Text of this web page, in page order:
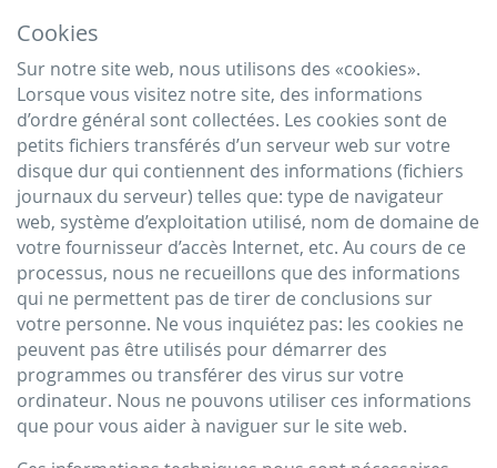
Cookies
Sur notre site web, nous utilisons des «cookies».
Lorsque vous visitez notre site, des informations
d’ordre général sont collectées. Les cookies sont de
petits fichiers transférés d’un serveur web sur votre
disque dur qui contiennent des informations (fichiers
journaux du serveur) telles que: type de navigateur
web, système d’exploitation utilisé, nom de domaine de
votre fournisseur d’accès Internet, etc. Au cours de ce
processus, nous ne recueillons que des informations
qui ne permettent pas de tirer de conclusions sur
votre personne. Ne vous inquiétez pas: les cookies ne
peuvent pas être utilisés pour démarrer des
programmes ou transférer des virus sur votre
ordinateur. Nous ne pouvons utiliser ces informations
que pour vous aider à naviguer sur le site web.